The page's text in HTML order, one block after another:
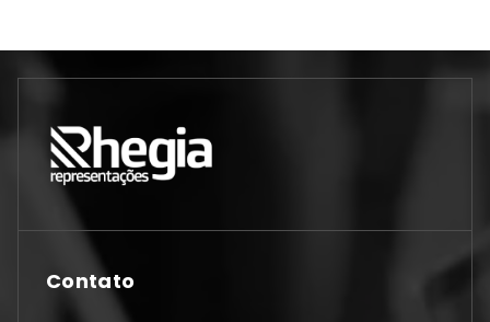
Contato